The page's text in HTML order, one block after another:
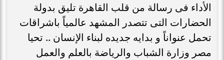
الأداء فى رسالة من قلب القاهرة تليق بدولة
الحضارات التى تتصدر المشهد عالمياً باشراقات
تحمل عنواناً و بدايه جديده لبناء الإنسان .. تحيا
مصر وزارة الشباب والرياضة بالعلم والعمل